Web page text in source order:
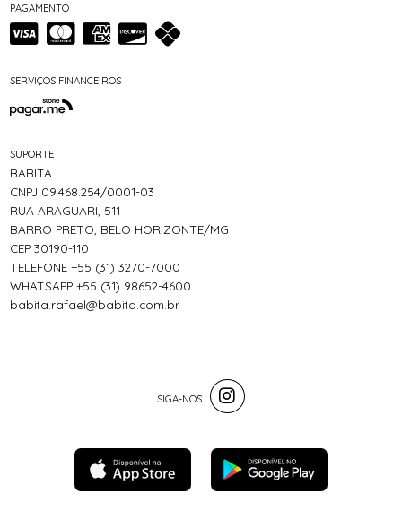
PAGAMENTO
SERVIÇOS FINANCEIROS
SUPORTE
BABITA
CNPJ 09.468.254/0001-03
RUA ARAGUARI, 511
BARRO PRETO, BELO HORIZONTE/MG
CEP 30190-110
TELEFONE +55 (31) 3270-7000
WHATSAPP +55 (31) 98652-4600
babita.rafael@babita.com.br